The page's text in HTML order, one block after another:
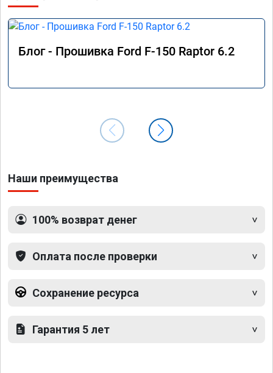
Блог - Прошивка Ford F-150 Raptor 6.2
Наши преимущества
100% возврат денег
Оплата после проверки
Сохранение ресурса
Гарантия 5 лет